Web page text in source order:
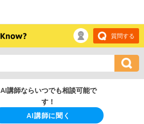
質問する
AI講師ならいつでも相談可能で
す！
AI講師に聞く